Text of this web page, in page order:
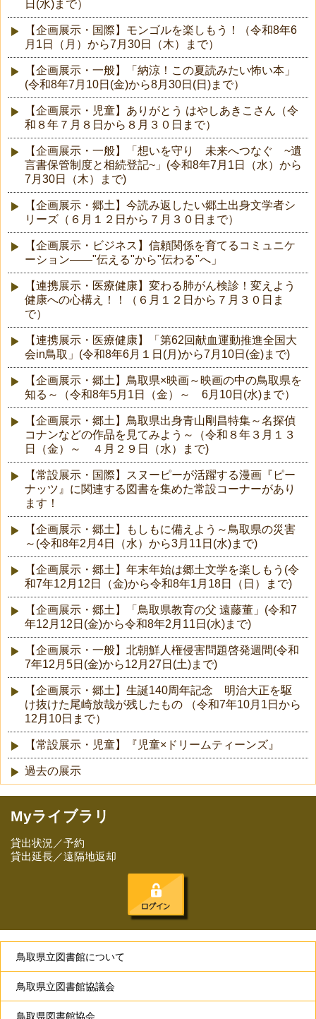
日(水)まで）
【企画展示・国際】モンゴルを楽しもう！（令和8年6
月1日（月）から7月30日（木）まで）
【企画展示・一般】「納涼！この夏読みたい怖い本」
(令和8年7月10日(金)から8月30日(日)まで）
【企画展示・児童】ありがとう はやしあきこさん（令
和８年７月８日から８月３０日まで）
【企画展示・一般】「想いを守り 未来へつなぐ ~遺
言書保管制度と相続登記~」(令和8年7月1日（水）から
7月30日（木）まで)
【企画展示・郷土】今読み返したい郷土出身文学者シ
リーズ（６月１２日から７月３０日まで）
【企画展示・ビジネス】信頼関係を育てるコミュニケ
ーション――"伝える"から"伝わる"へ」
【連携展示・医療健康】変わる肺がん検診！変えよう
健康への心構え！！（６月１２日から７月３０日ま
で）
【連携展示・医療健康】「第62回献血運動推進全国大
会in鳥取」(令和8年6月１日(月)から7月10日(金)まで)
【企画展示・郷土】鳥取県×映画～映画の中の鳥取県を
知る～（令和8年5月1日（金）～ 6月10日(水)まで）
【企画展示・郷土】鳥取県出身青山剛昌特集～名探偵
コナンなどの作品を見てみよう～（令和８年３月１３
日（金）～ ４月２９日（水）まで)
【常設展示・国際】スヌーピーが活躍する漫画『ピー
ナッツ』に関連する図書を集めた常設コーナーがあり
ます！
【企画展示・郷土】もしもに備えよう～鳥取県の災害
～(令和8年2月4日（水）から3月11日(水)まで)
【企画展示・郷土】年末年始は郷土文学を楽しもう(令
和7年12月12日（金)から令和8年1月18日（日）まで)
【企画展示・郷土】「鳥取県教育の父 遠藤董」(令和7
年12月12日(金)から令和8年2月11日(水)まで)
【企画展示・一般】北朝鮮人権侵害問題啓発週間(令和
7年12月5日(金)から12月27日(土)まで)
【企画展示・郷土】生誕140周年記念 明治大正を駆
け抜けた尾崎放哉が残したもの （令和7年10月1日から
12月10日まで）
【常設展示・児童】『児童×ドリームティーンズ』
過去の展示
Myライブラリ
貸出状況／予約
貸出延長／遠隔地返却
鳥取県立図書館について
鳥取県立図書館協議会
鳥取県図書館協会